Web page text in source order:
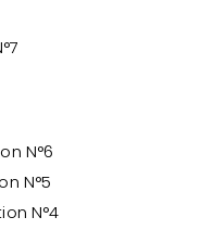
N°6
N°5
N°4